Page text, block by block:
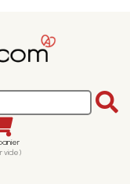
vide)